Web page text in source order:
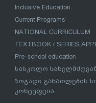
Inclusive Education
Current Programs
NATIONAL CURRICULUM
TEXTBOOK / SERIES
Pre-school education
სასკოლო
ზოგადი განათლების
კონცეფცია